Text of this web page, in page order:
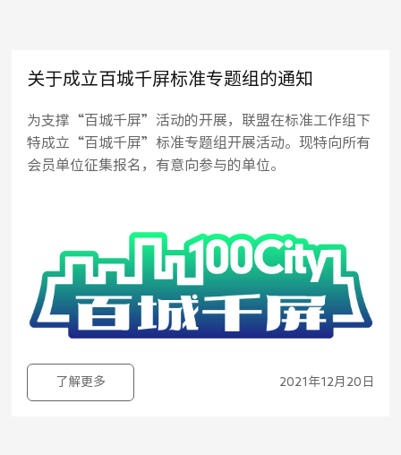
关于成立百城千屏标准专题组的通知
为支撑“百城千屏”活动的开展，联盟在标准工作组下
特成立“百城千屏”标准专题组开展活动。现特向所有
会员单位征集报名，有意向参与的单位。
了解更多 2021年12月20日